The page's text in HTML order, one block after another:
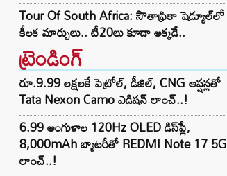
Tour Of South Africa: సౌతాఫ్రికా షెడ్యూల్‌లో
కీలక మార్పులు.. టీ20లు కూడా అక్కడే..
ట్రెండింగ్‌
రూ.9.99 లక్షలకే పెట్రోల్, డీజిల్, CNG ఆప్షన్లతో
Tata Nexon Camo ఎడిషన్ లాంచ్..!
6.99 అంగుళాల 120Hz OLED డిస్‌ప్లే,
8,000mAh బ్యాటరీతో REDMI Note 17 5G
లాంచ్..!